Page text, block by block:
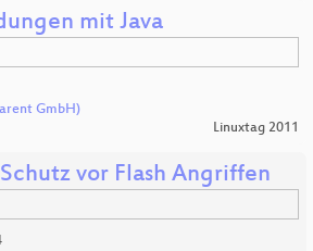
mit Java
GmbH)
Linuxtag 2011
vor Flash Angriffen